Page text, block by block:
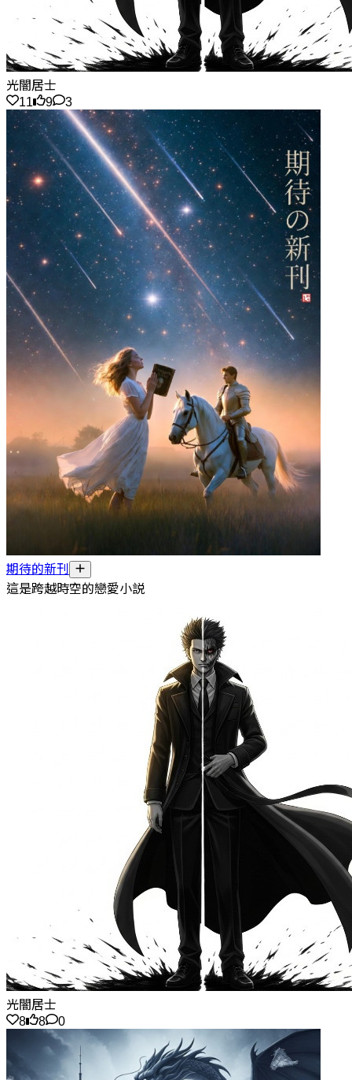
光闇居士
11
9 3
期待的新刊
這是跨越時空的戀愛小説
光闇居士
8
8 0